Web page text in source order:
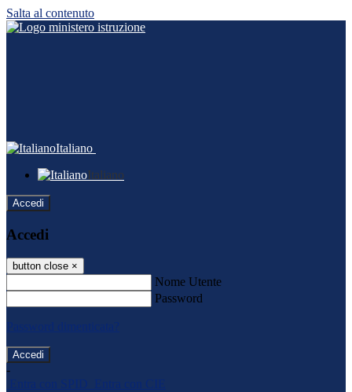
Salta al contenuto
Italiano
Italiano
Accedi
Accedi
button close ×
Nome Utente
Password
Password dimenticata?
-
Entra con SPID
Entra con CIE